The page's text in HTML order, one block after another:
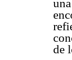
de